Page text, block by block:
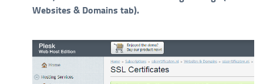
Websites & Domains tab).